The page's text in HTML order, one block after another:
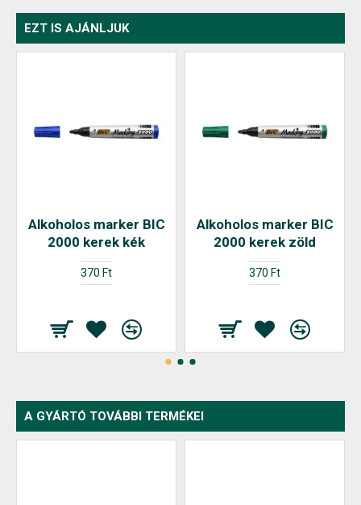
EZT IS AJÁNLJUK
Alkoholos marker BIC
2000 kerek kék
370 Ft
Alkoholos marker BIC
2000 kerek zöld
370 Ft
A GYÁRTÓ TOVÁBBI TERMÉKEI